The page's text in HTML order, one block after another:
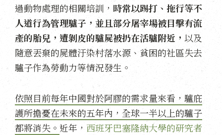
過動物處理的相關培訓， 時常以踢打、拖行等不
人道行為管理驢子，並且部分屠宰場被目擊有流
產的胎兒，遭剝皮的驢屍被扔在活驢附近， 以及
隨意丟棄的屍體汙染村落水源、貧困的社區失去
驢子作為勞動力等情況發生。
依照目前每年中國對於阿膠的需求量來看，驢庇
護所擔憂在未來的五年內，全球一半以上的驢子
都將消失。 近年， 西班牙巴塞隆納大學的研究者